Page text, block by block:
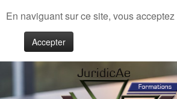
En naviguant sur ce site, vous
Accepter